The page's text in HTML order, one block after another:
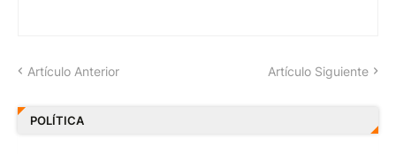
Artículo Anterior Artículo Siguiente
POLÍTICA